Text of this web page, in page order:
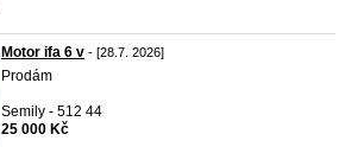
Motor ifa 6 v - [28.7. 2026]
Prodám
Semily - 512 44
25 000 Kč